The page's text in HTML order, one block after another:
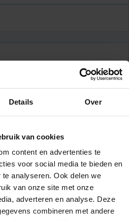
Details Over
van cookies
content en advertenties te
voor social media te bieden en
analyseren. Ook delen we
van onze site met onze
adverteren en analyse. Deze
combineren met andere